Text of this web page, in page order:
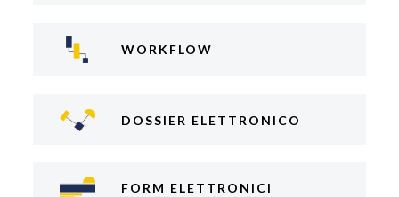
WORKFLOW
DOSSIER ELETTRONICO
FORM ELETTRONICI